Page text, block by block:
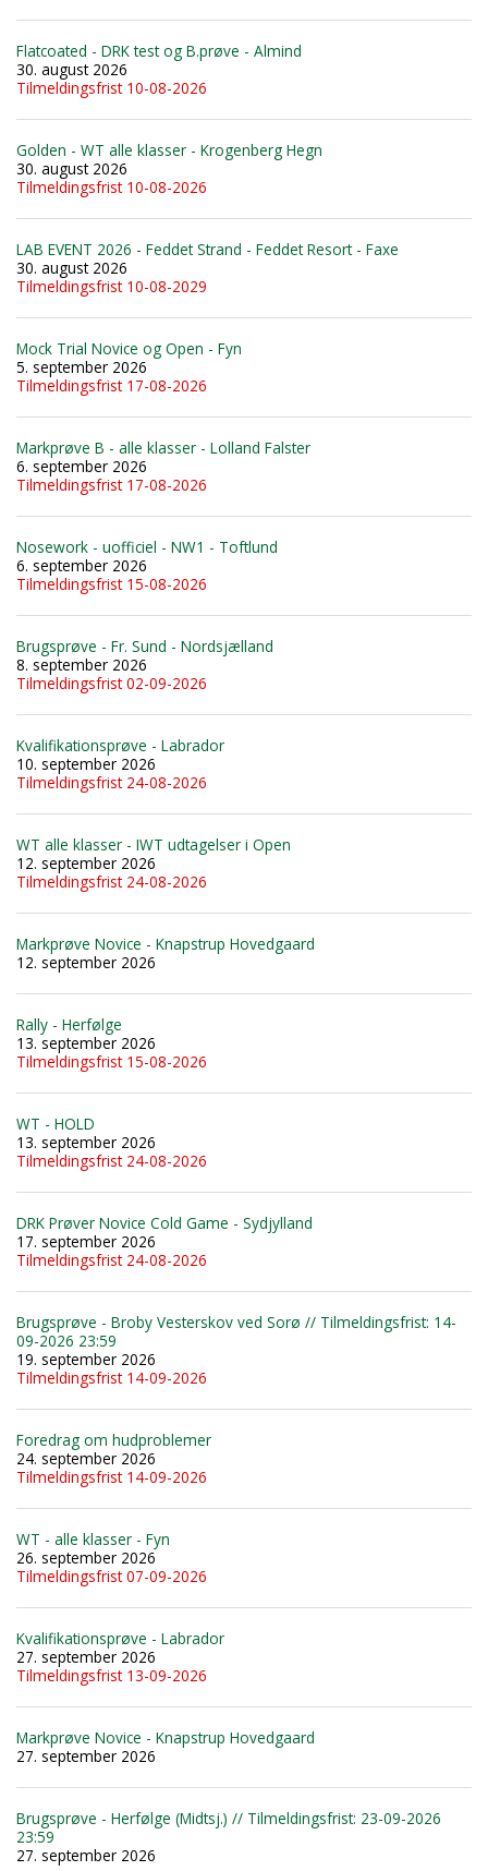
Flatcoated - DRK test og B.prøve - Almind
30. august 2026
Tilmeldingsfrist 10-08-2026
Golden - WT alle klasser - Krogenberg Hegn
30. august 2026
Tilmeldingsfrist 10-08-2026
LAB EVENT 2026 - Feddet Strand - Feddet Resort - Faxe
30. august 2026
Tilmeldingsfrist 10-08-2029
Mock Trial Novice og Open - Fyn
5. september 2026
Tilmeldingsfrist 17-08-2026
Markprøve B - alle klasser - Lolland Falster
6. september 2026
Tilmeldingsfrist 17-08-2026
Nosework - uofficiel - NW1 - Toftlund
6. september 2026
Tilmeldingsfrist 15-08-2026
Brugsprøve - Fr. Sund - Nordsjælland
8. september 2026
Tilmeldingsfrist 02-09-2026
Kvalifikationsprøve - Labrador
10. september 2026
Tilmeldingsfrist 24-08-2026
WT alle klasser - IWT udtagelser i Open
12. september 2026
Tilmeldingsfrist 24-08-2026
Markprøve Novice - Knapstrup Hovedgaard
12. september 2026
Rally - Herfølge
13. september 2026
Tilmeldingsfrist 15-08-2026
WT - HOLD
13. september 2026
Tilmeldingsfrist 24-08-2026
DRK Prøver Novice Cold Game - Sydjylland
17. september 2026
Tilmeldingsfrist 24-08-2026
Brugsprøve - Broby Vesterskov ved Sorø // Tilmeldingsfrist: 14-
09-2026 23:59
19. september 2026
Tilmeldingsfrist 14-09-2026
Foredrag om hudproblemer
24. september 2026
Tilmeldingsfrist 14-09-2026
WT - alle klasser - Fyn
26. september 2026
Tilmeldingsfrist 07-09-2026
Kvalifikationsprøve - Labrador
27. september 2026
Tilmeldingsfrist 13-09-2026
Markprøve Novice - Knapstrup Hovedgaard
27. september 2026
Brugsprøve - Herfølge (Midtsj.) // Tilmeldingsfrist: 23-09-2026
23:59
27. september 2026